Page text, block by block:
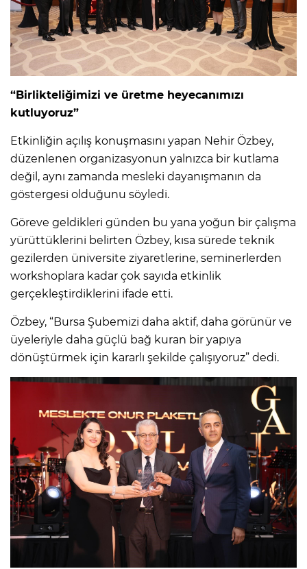
“Birlikteliğimizi ve üretme heyecanımızı
kutluyoruz”
Etkinliğin açılış konuşmasını yapan Nehir Özbey,
düzenlenen organizasyonun yalnızca bir kutlama
değil, aynı zamanda mesleki dayanışmanın da
göstergesi olduğunu söyledi.
Göreve geldikleri günden bu yana yoğun bir çalışma
yürüttüklerini belirten Özbey, kısa sürede teknik
gezilerden üniversite ziyaretlerine, seminerlerden
workshoplara kadar çok sayıda etkinlik
gerçekleştirdiklerini ifade etti.
Özbey, “Bursa Şubemizi daha aktif, daha görünür ve
üyeleriyle daha güçlü bağ kuran bir yapıya
dönüştürmek için kararlı şekilde çalışıyoruz” dedi.